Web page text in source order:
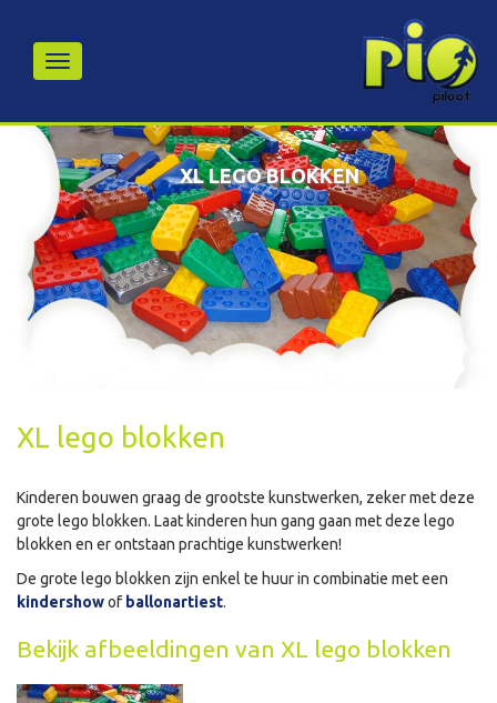
XL LEGO BLOKKEN
XL lego blokken
Kinderen bouwen graag de grootste kunstwerken, zeker met deze
grote lego blokken. Laat kinderen hun gang gaan met deze lego
blokken en er ontstaan prachtige kunstwerken!
De grote lego blokken zijn enkel te huur in combinatie met een
kindershowof ballonartiest.
Bekijk afbeeldingen van XL lego blokken